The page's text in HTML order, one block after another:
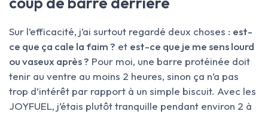
Sur l’efficacité, j’ai surtout regardé deux choses : est-
ce que ça cale la faim ? et est-ce que je me sens lourd
ou vaseux après ? Pour moi, une barre protéinée doit
tenir au ventre au moins 2 heures, sinon ça n’a pas
trop d’intérêt par rapport à un simple biscuit. Avec les
JOYFUEL, j’étais plutôt tranquille pendant environ 2 à